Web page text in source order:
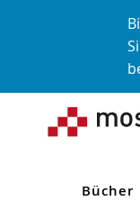
Direkt
zum
Bücher